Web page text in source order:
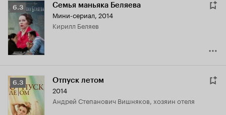
Рейтинг
Кинопоиска
6.3
6.3 Семья маньяка Беляева
Мини-сериал, 2014
Кирилл Беляев
Рейтинг
Кинопоиска
6.3
6.3 Отпуск летом
2014
Андрей Степанович Вишняков, хозяин отеля